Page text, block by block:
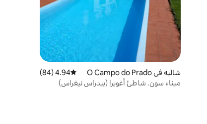
شاليه في O Campo do Prado متوسط التقييم 4.94 من 5، 84 مراجعات
4.94 (84)
ميناء سون. شاطئ أغويرا (بيدراس نيغراس)